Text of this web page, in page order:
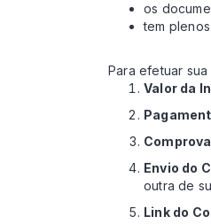
os
tem
Para efetuar
Valor da
Envio do
outra de
Link do